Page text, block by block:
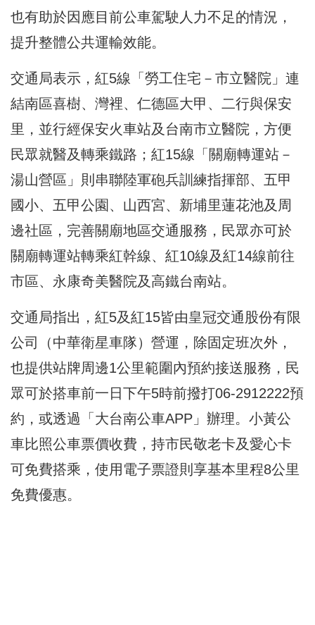
也有助於因應目前公車駕駛人力不足的情況，
提升整體公共運輸效能。
交通局表示，紅5線「勞工住宅－市立醫院」連
結南區喜樹、灣裡、仁德區大甲、二行與保安
里，並行經保安火車站及台南市立醫院，方便
民眾就醫及轉乘鐵路；紅15線「關廟轉運站－
湯山營區」則串聯陸軍砲兵訓練指揮部、五甲
國小、五甲公園、山西宮、新埔里蓮花池及周
邊社區，完善關廟地區交通服務，民眾亦可於
關廟轉運站轉乘紅幹線、紅10線及紅14線前往
市區、永康奇美醫院及高鐵台南站。
交通局指出，紅5及紅15皆由皇冠交通股份有限
公司（中華衛星車隊）營運，除固定班次外，
也提供站牌周邊1公里範圍內預約接送服務，民
眾可於搭車前一日下午5時前撥打06-2912222預
約，或透過「大台南公車APP」辦理。小黃公
車比照公車票價收費，持市民敬老卡及愛心卡
可免費搭乘，使用電子票證則享基本里程8公里
免費優惠。